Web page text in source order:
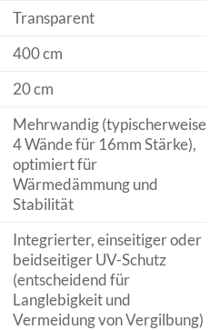
Transparent
400 cm
20 cm
Mehrwandig (typischerweise
4 Wände für 16mm Stärke),
optimiert für
Wärmedämmung und
Stabilität
Integrierter, einseitiger oder
beidseitiger UV-Schutz
(entscheidend für
Langlebigkeit und
Vermeidung von Vergilbung)